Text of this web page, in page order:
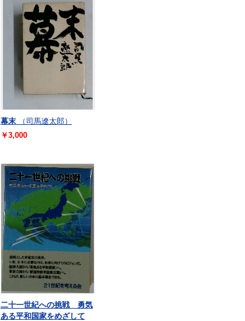
幕末
（司馬遼太郎）
￥3,000
二十一世紀への挑戦 勇気
ある平和国家をめざして